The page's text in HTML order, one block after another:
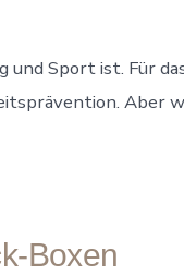
und Sport ist. Für
Aber
Boxen